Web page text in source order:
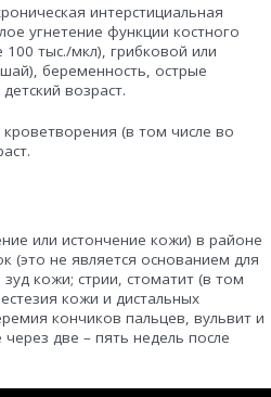
интерстициальная
угнетение функции костного
тыс./мкл), грибковой или
беременность, острые
возраст.
(в том числе во
или истончение кожи) в районе
(это не является основанием для
кожи; стрии, стоматит (в том
кожи и дистальных
кончиков пальцев, вульвит и
две – пять недель после